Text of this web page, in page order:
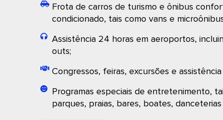
Frota de carros de turismo e ônibus
condicionado, tais como vans e
Assistência 24 horas em aeroportos,
outs;
Congressos, feiras, excursões e
Programas especiais de entretenimento,
parques, praias, bares, boates,